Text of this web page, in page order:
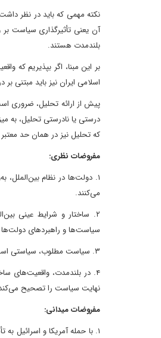
نکته مهمی که باید در نظر
آن یعنی تأثیرگذاری سیاست بر
بلندمدت هستند.
بر این مبنا، اگر بپذیریم که
اسلامی ایران نیز باید مبتنی
پیش از ارائه تحلیل، ضروری
درستی یا نادرستی تحلیل، به
که تحلیل نیز در همان حد
مفروضات نظری:
۱. دولت‌ها در نظام
می‌کنند.
۲. ساختار و شرایط عینی
سیاست‌ها و راهبردهای دولت‌ها
۳. سیاست مطلوب، سیاستی است که بر تحلیل دقیق و واقع‌گرایانه از مقدورات (توانمندی‌ها) و محذورات (محدودیت‌ها) استوار باشد.
۴. در بلندمدت، واقعیت‌های
نهایت سیاست را تصحیح
مفروضات میدانی:
۱. با حمله آمریکا و اسرائیل